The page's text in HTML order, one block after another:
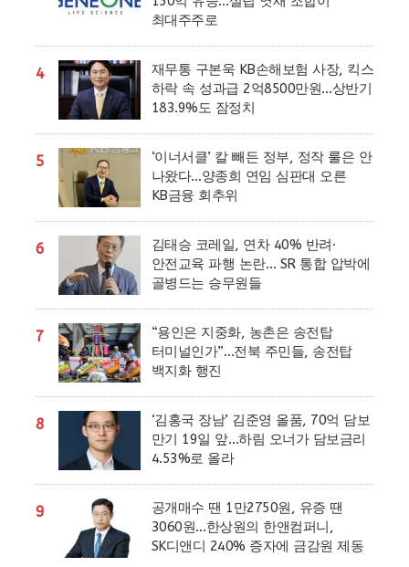
최대주주로
4
재무통 구본욱 KB손해보험 사장, 킥스
하락 속 성과급 2억8500만원…상반기
183.9%도 잠정치
5
‘이너서클’ 칼 빼든 정부, 정작 룰은 안
나왔다…양종희 연임 심판대 오른
KB금융 회추위
6
김태승 코레일, 연차 40% 반려·
안전교육 파행 논란… SR 통합 압박에
골병드는 승무원들
7
“용인은 지중화, 농촌은 송전탑
터미널인가”…전북 주민들, 송전탑
백지화 행진
8
‘김홍국 장남’ 김준영 올품, 70억 담보
만기 19일 앞…하림 오너가 담보금리
4.53%로 올라
9
공개매수 땐 1만2750원, 유증 땐
3060원…한상원의 한앤컴퍼니,
SK디앤디 240% 증자에 금감원 제동